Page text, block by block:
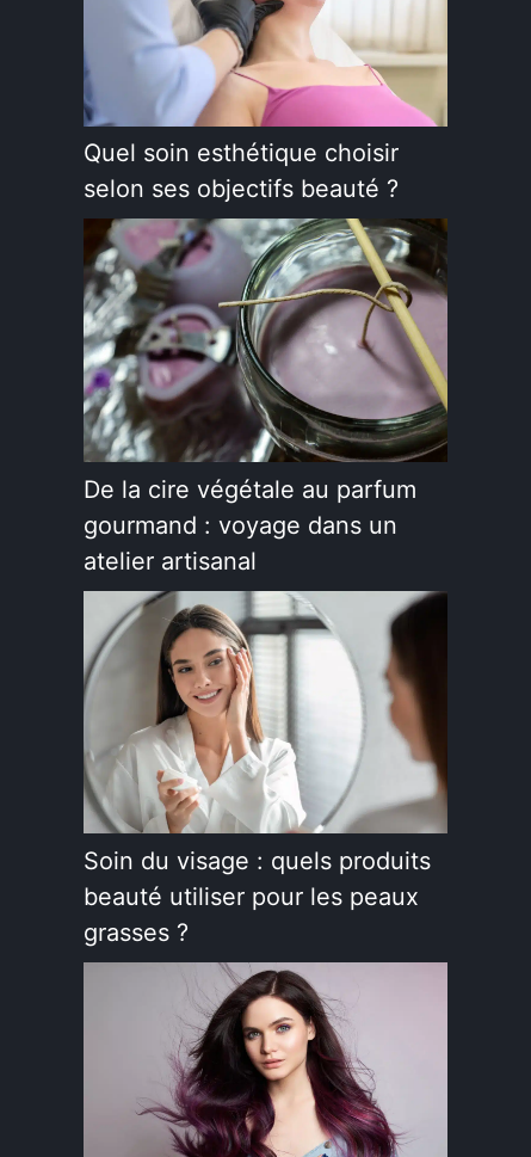
Quel soin esthétique choisir
selon ses objectifs beauté ?
De la cire végétale au parfum
gourmand : voyage dans un
atelier artisanal
Soin du visage : quels produits
beauté utiliser pour les peaux
grasses ?